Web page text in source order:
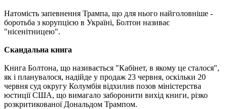
Натомість запевнення Трампа, що для нього найголовніше -
боротьба з корупцією в Україні, Болтон називає
"нісенітницею".
Скандальна книга
Книга Болтона, що називається "Кабінет, в якому це сталося",
як і планувалося, надійде у продаж 23 червня, оскільки 20
червня суд округу Колумбія відхилив позов міністерства
юстиції США, що вимагало заборонити вихід книги, різко
розкритикованої Дональдом Трампом.